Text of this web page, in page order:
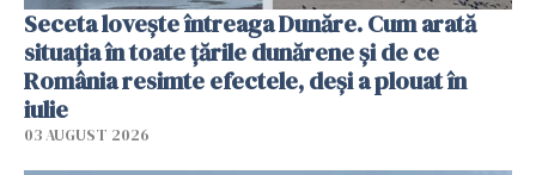
Seceta lovește întreaga Dunăre. Cum arată
situația în toate țările dunărene și de ce
România resimte efectele, deși a plouat în
iulie
03 AUGUST 2026